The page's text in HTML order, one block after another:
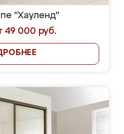
"Хауленд"
49 000 руб.